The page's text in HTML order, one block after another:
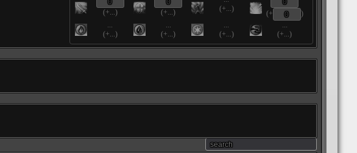
(+...) (+...)
(+...)
(+
)
...
(+...)
...
(+...)
...
(+...)
...
(+...)